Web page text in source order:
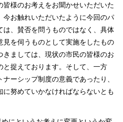
様のお考えをお聞かせいただいた
今お触れいただいたように今回のパ
は、賛否を問うものではなく、具体
見を伺うものとして実施をしたもの
ましては、現状の市民の皆様のお
捉えております。そして、一方
ーシップ制度の意義であったり、
努めていかなければならないとも